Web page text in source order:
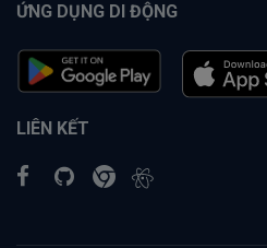
ỨNG DỤNG DI ĐỘNG
LIÊN KẾT